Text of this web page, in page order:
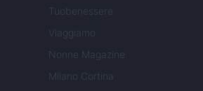
Tuobenessere
Viaggiamo
Nonne Magazine
Milano Cortina